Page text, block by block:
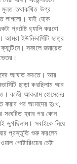
মুলত তথাকথিত উগ্র
লাগলো। যাই হোক
প্রটেষ্ট র‌্যালি করবো
আমরা ইউনিভার্সিটি ছাত্র
সকালে জমায়েত
আঘাত করতে। আর
ছাড়া করছিলাম আর
কাজী আকরাম হোসেনের
করার পর আমাদের দুঃখ,
সংঘটিত হবার পর কোন
ভুগছিলাম। সবাইকে নিয়ে
প্রস্তুতি শুরু করলেন
পোষ্টারিংয়ের চেষ্টা